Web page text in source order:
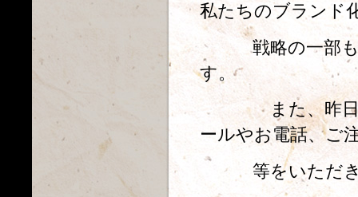
私たちのブランド
戦略の一部もご
す。
また、昨日は
ールやお電話、ご
等をいただきこ